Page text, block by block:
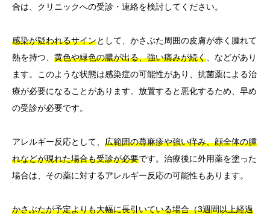
合は、クリニックへの受診・連絡を検討してください。
感染が疑われるサインとして、かさぶた周囲の皮膚が赤く腫れて
熱を持つ、 黄色や緑色の膿が出る、強い痛みが続く 、などがあり
ます。このような状態は感染症の可能性があり、抗菌薬による治
療が必要になることがあります。放置すると悪化するため、早め
の受診が必要です。
アレルギー反応として、 広範囲の蕁麻疹や強い痒み、顔全体の腫
れなどが現れた場合も受診が必要です。治療後に外用薬を塗った
場合は、その薬に対するアレルギー反応の可能性もあります。
かさぶたが予定よりも大幅に長引いている場合（3週間以上経過